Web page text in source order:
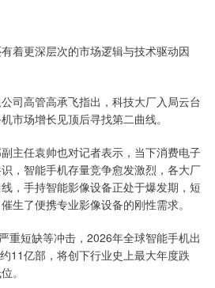
着更深层次的市场逻辑与技术驱动因
司高管高承飞指出，科技大厂入局云台
市场增长见顶后寻找第二曲线。
主任袁帅也对记者表示，当下消费电子
，智能手机存量竞争愈发激烈，各大厂
，手持智能影像设备正处于爆发期，短
生了便携专业影像设备的刚性需求。
重短缺等冲击，2026年全球智能手机出
11亿部，将创下行业史上最大年度跌
。